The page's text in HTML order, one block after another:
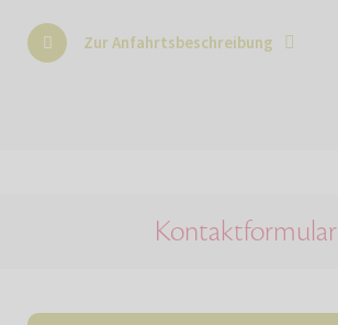
Zur Anfahrtsbeschreibung
Kontaktformular